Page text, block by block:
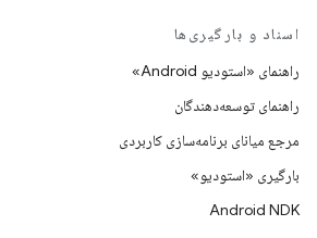
اسناد و بارگیری‌ها
راهنمای «استودیو Android»
راهنمای توسعه‌دهندگان
مرجع میانای برنامه‌سازی کاربردی
بارگیری «استودیو»
Android NDK